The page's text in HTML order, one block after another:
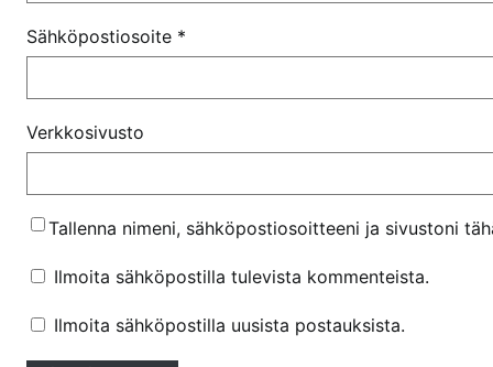
Sähköpostiosoite *
Verkkosivusto
Tallenna nimeni, sähköpostiosoitteeni ja sivustoni
Ilmoita sähköpostilla tulevista kommenteista.
Ilmoita sähköpostilla uusista postauksista.